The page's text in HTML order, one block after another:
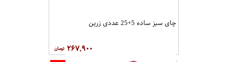
چای سبز ساده 5+25 عددی زرین
۲۶۷,۹۰۰